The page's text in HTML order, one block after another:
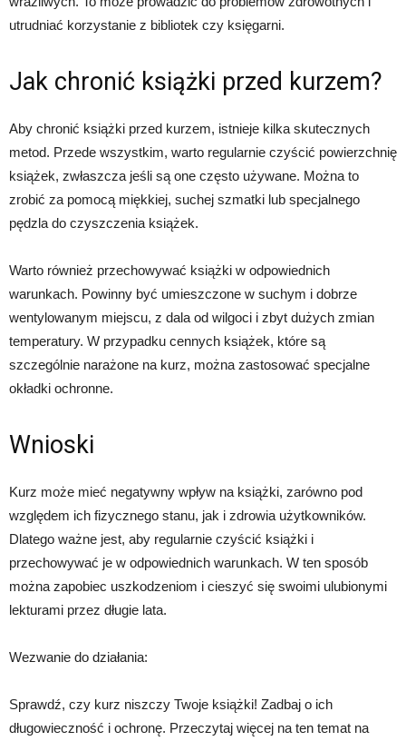
utrudniać korzystanie z bibliotek czy księgarni.
Jak chronić książki przed kurzem?
Aby chronić książki przed kurzem, istnieje kilka skutecznych
metod. Przede wszystkim, warto regularnie czyścić powierzchnię
książek, zwłaszcza jeśli są one często używane. Można to
zrobić za pomocą miękkiej, suchej szmatki lub specjalnego
pędzla do czyszczenia książek.
Warto również przechowywać książki w odpowiednich
warunkach. Powinny być umieszczone w suchym i dobrze
wentylowanym miejscu, z dala od wilgoci i zbyt dużych zmian
temperatury. W przypadku cennych książek, które są
szczególnie narażone na kurz, można zastosować specjalne
okładki ochronne.
Wnioski
Kurz może mieć negatywny wpływ na książki, zarówno pod
względem ich fizycznego stanu, jak i zdrowia użytkowników.
Dlatego ważne jest, aby regularnie czyścić książki i
przechowywać je w odpowiednich warunkach. W ten sposób
można zapobiec uszkodzeniom i cieszyć się swoimi ulubionymi
lekturami przez długie lata.
Wezwanie do działania:
Sprawdź, czy kurz niszczy Twoje książki! Zadbaj o ich
długowieczność i ochronę. Przeczytaj więcej na ten temat na